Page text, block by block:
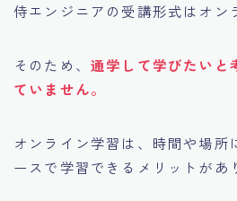
侍エンジニアの受講形式はオン
そのため、 通学して学びたいと
ていません。
オンライン学習は、時間や場所
ースで学習できるメリットがあ